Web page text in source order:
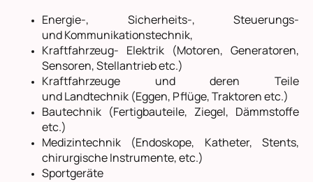
Energie-, Sicherheits-, Steuerungs-
und Kommunikationstechnik,
Kraftfahrzeug- Elektrik (Motoren, Generatoren,
Sensoren, Stellantrieb etc.)
Kraftfahrzeuge und deren Teile
und Landtechnik (Eggen, Pflüge, Traktoren etc.)
Bautechnik (Fertigbauteile, Ziegel, Dämmstoffe
etc.)
Medizintechnik (Endoskope, Katheter, Stents,
chirurgische Instrumente, etc.)
Sportgeräte